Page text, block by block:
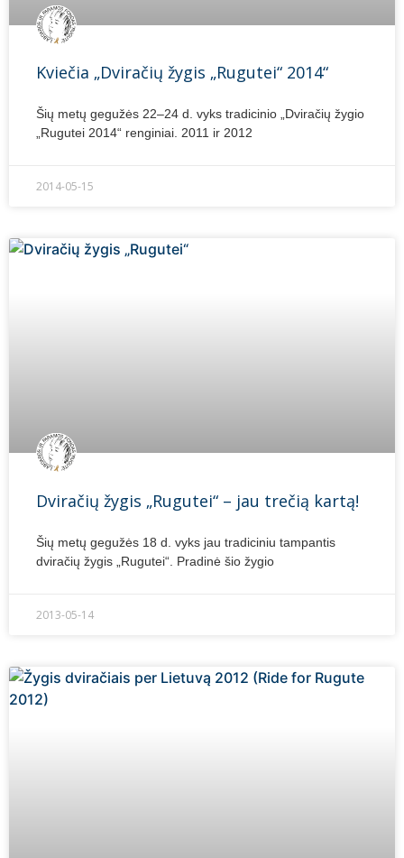
Kviečia „Dviračių žygis „Rugutei“ 2014“
Šių metų gegužės 22–24 d. vyks tradicinio „Dviračių žygio
„Rugutei 2014“ renginiai. 2011 ir 2012
2014-05-15
Dviračių žygis „Rugutei“ – jau trečią kartą!
Šių metų gegužės 18 d. vyks jau tradiciniu tampantis
dviračių žygis „Rugutei“. Pradinė šio žygio
2013-05-14